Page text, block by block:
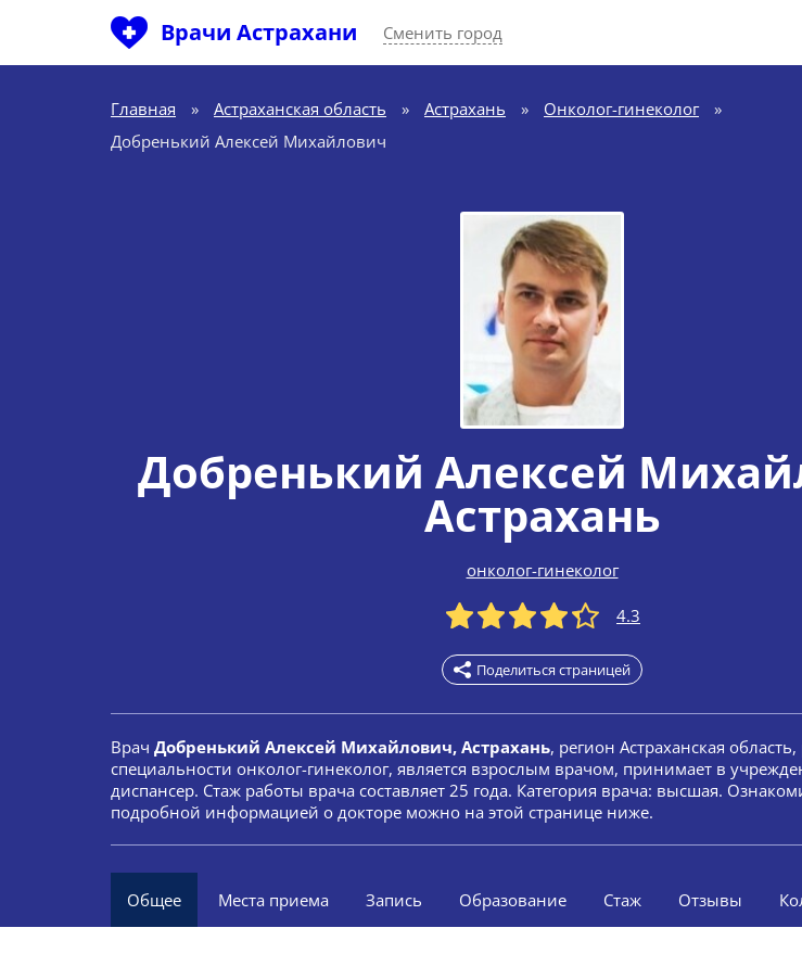
Врачи Астрахани Сменить город
Главная » Астраханская область » Астрахань » Онколог-гинеколог
»
Добренький Алексей Михайлович
Добренький Алексей
Астрахань
онколог-гинеколог
4.3
Поделиться страницей
Врач Добренький Алексей Михайлович, Астрахань, регион Астраханская
специальности онколог-гинеколог, является взрослым врачом, принимает в
диспансер. Стаж работы врача составляет 25 года. Категория врача: высшая.
подробной информацией о докторе можно на этой странице ниже.
Общее Места приема Запись Образование Стаж Отзывы